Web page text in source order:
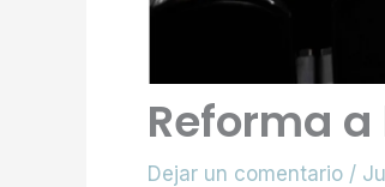
Reforma
Dejar un comentario /